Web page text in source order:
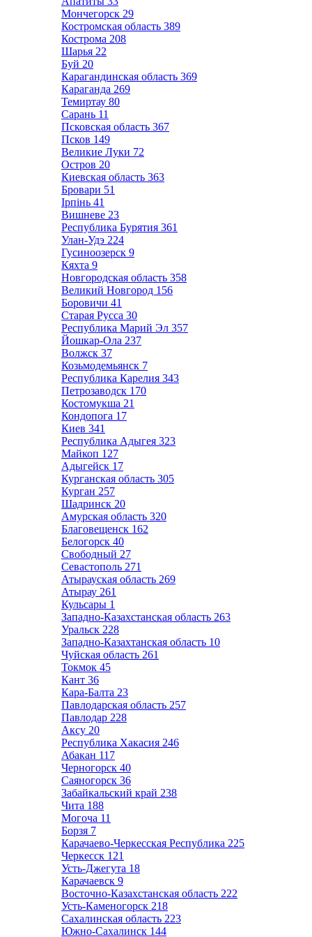
Мончегорск 29
Костромская область 389
Кострома 208
Шарья 22
Буй 20
Карагандинская область 369
Караганда 269
Темиртау 80
Сарань 11
Псковская область 367
Псков 149
Великие Луки 72
Остров 20
Киевская область 363
Бровари 51
Ірпінь 41
Вишневе 23
Республика Бурятия 361
Улан-Удэ 224
Гусиноозерск 9
Кяхта 9
Новгородская область 358
Великий Новгород 156
Боровичи 41
Старая Русса 30
Республика Марий Эл 357
Йошкар-Ола 237
Волжск 37
Козьмодемьянск 7
Республика Карелия 343
Петрозаводск 170
Костомукша 21
Кондопога 17
Киев 341
Республика Адыгея 323
Майкоп 127
Адыгейск 17
Курганская область 305
Курган 257
Шадринск 20
Амурская область 320
Благовещенск 162
Белогорск 40
Свободный 27
Севастополь 271
Атырауская область 269
Атырау 261
Кульсары 1
Западно-Казахстанская область 263
Уральск 228
Западно-Казахтанская область 10
Чуйская область 261
Токмок 45
Кант 36
Кара-Балта 23
Павлодарская область 257
Павлодар 228
Аксу 20
Республика Хакасия 246
Абакан 117
Черногорск 40
Саяногорск 36
Забайкальский край 238
Чита 188
Могоча 11
Борзя 7
Карачаево-Черкесская Республика 225
Черкесск 121
Усть-Джегута 18
Карачаевск 9
Восточно-Казахстанская область 222
Усть-Каменогорск 218
Сахалинская область 223
Южно-Сахалинск 144